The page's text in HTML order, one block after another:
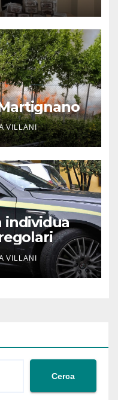
VILLANI
individua
VILLANI
Cerca